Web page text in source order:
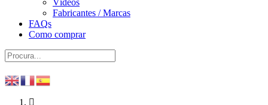
Vídeos
Fabricantes / Marcas
FAQs
Como comprar